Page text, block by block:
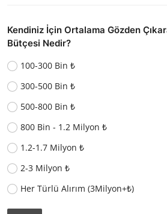
Kendiniz İçin Ortalama Gözden
Bütçesi Nedir?
100-300 Bin ₺
300-500 Bin ₺
500-800 Bin ₺
800 Bin - 1.2 Milyon ₺
1.2-1.7 Milyon ₺
2-3 Milyon ₺
Her Türlü Alırım (3Milyon+₺)